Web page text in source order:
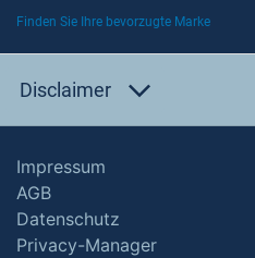
Finden Sie Ihre bevorzugte Marke
Disclaimer
Impressum
AGB
Datenschutz
Privacy-Manager